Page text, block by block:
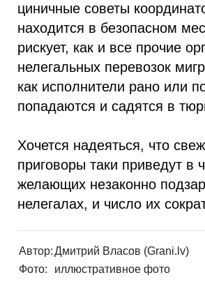
циничные советы
находится в безопасном
рискует, как и все прочие
нелегальных перевозок
как исполнители рано или
попадаются и садятся в
Хочется надеяться, что
приговоры таки приведут в
желающих незаконно
нелегалах, и число их
Автор:Дмитрий Власов (Grani.lv)
Фото:
иллюстративное фото